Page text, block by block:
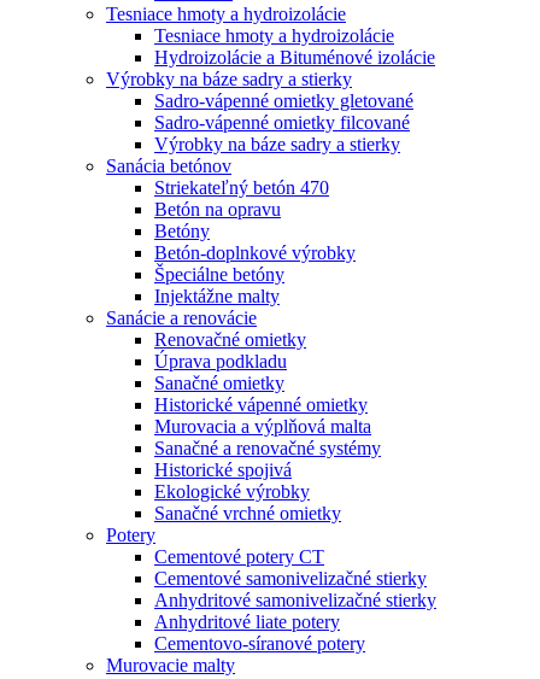
Tesniace hmoty a hydroizolácie
Tesniace hmoty a hydroizolácie
Hydroizolácie a Bituménové izolácie
Výrobky na báze sadry a stierky
Sadro-vápenné omietky gletované
Sadro-vápenné omietky filcované
Výrobky na báze sadry a stierky
Sanácia betónov
Striekateľný betón 470
Betón na opravu
Betóny
Betón-doplnkové výrobky
Špeciálne betóny
Injektážne malty
Sanácie a renovácie
Renovačné omietky
Úprava podkladu
Sanačné omietky
Historické vápenné omietky
Murovacia a výplňová malta
Sanačné a renovačné systémy
Historické spojivá
Ekologické výrobky
Sanačné vrchné omietky
Potery
Cementové potery CT
Cementové samonivelizačné stierky
Anhydritové samonivelizačné stierky
Anhydritové liate potery
Cementovo-síranové potery
Murovacie malty